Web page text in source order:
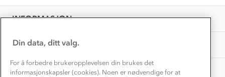
INFORMASJON
Presse
OM OSS
Samarbeide med oss?
TIPS OG RÅD
Store størrelser
Turmat oppskrifter
Beredskap
Overnatte utendørs⛺
Leirskole 🥾
Barnehageansatt
Din data, ditt valg.
For å forbedre brukeropplevelsen din brukes det
informasjonskapsler (cookies). Noen er nødvendige for at